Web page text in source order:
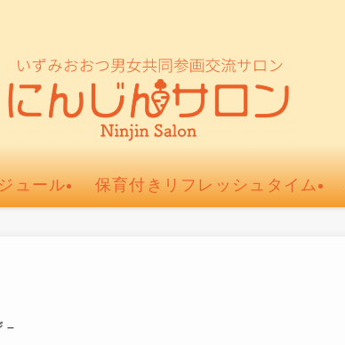
ュール 保育付きリフレッシュタイム
–